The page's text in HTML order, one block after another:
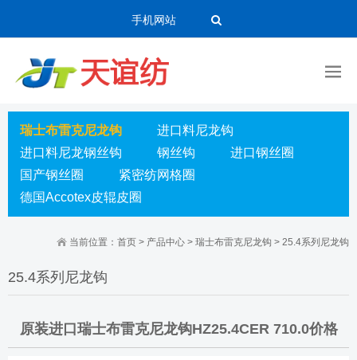
手机网站
瑞士布雷克尼龙钩
进口料尼龙钩
进口料尼龙钢丝钩
钢丝钩
进口钢丝圈
国产钢丝圈
紧密纺网格圈
德国Accotex皮辊皮圈
当前位置： 首页 > 产品中心 > 瑞士布雷克尼龙钩 > 25.4系列尼龙钩
25.4系列尼龙钩
原装进口瑞士布雷克尼龙钩HZ25.4CER 710.0价格